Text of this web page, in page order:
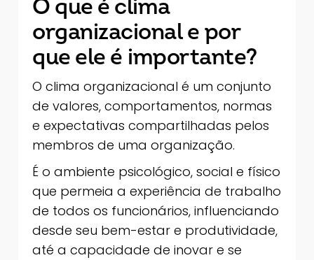
O que é clima
organizacional e por
que ele é importante?
O clima organizacional é um conjunto
de valores, comportamentos, normas
e expectativas compartilhadas pelos
membros de uma organização.
É o ambiente psicológico, social e físico
que permeia a experiência de trabalho
de todos os funcionários, influenciando
desde seu bem-estar e produtividade,
até a capacidade de inovar e se